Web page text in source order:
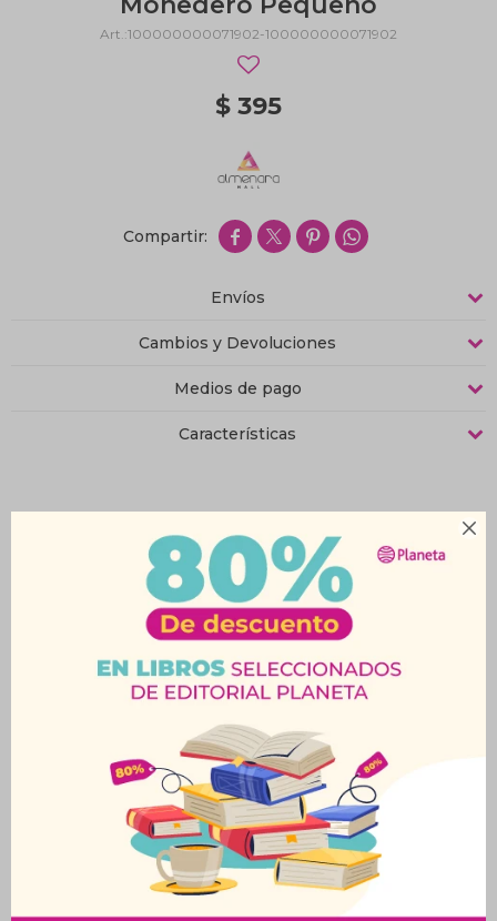

100000000071902-100000000071902
$ 395
   
Envíos
Cambios y Devoluciones
Medios de pago
Características
Productos que te pueden interesar
Billetera Pvc Chica Billetera Pvc Chica